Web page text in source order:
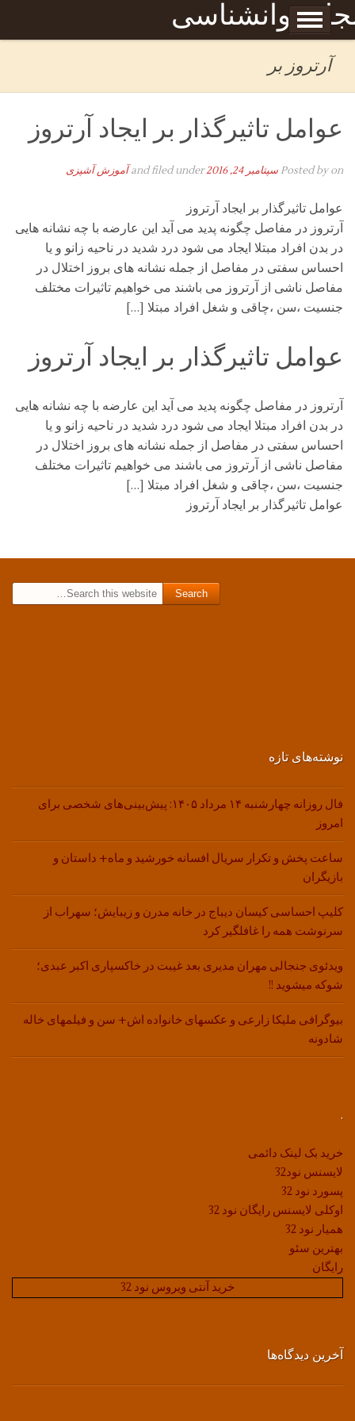
روانشناسی
Skip to content
برگه نمونه
آرتروز بر
عوامل تاثیرگذار بر ایجاد آرتروز
Posted byon سپتامبر 24, 2016 and filed under آموزش آشپزی
عوامل تاثیرگذار بر ایجاد آرتروز
آرتروز در مفاصل چگونه پدید می آید این عارضه با چه نشانه هایی
در بدن افراد مبتلا ایجاد می شود درد شدید در ناحیه زانو و یا
احساس سفتی در مفاصل از جمله نشانه های بروز اختلال در
مفاصل ناشی از آرتروز می باشند می خواهیم تاثیرات مختلف
جنسیت ،سن ،چاقی و شغل افراد مبتلا […]
عوامل تاثیرگذار بر ایجاد آرتروز
آرتروز در مفاصل چگونه پدید می آید این عارضه با چه نشانه هایی
در بدن افراد مبتلا ایجاد می شود درد شدید در ناحیه زانو و یا
احساس سفتی در مفاصل از جمله نشانه های بروز اختلال در
مفاصل ناشی از آرتروز می باشند می خواهیم تاثیرات مختلف
جنسیت ،سن ،چاقی و شغل افراد مبتلا […]
عوامل تاثیرگذار بر ایجاد آرتروز
نوشته‌های تازه
فال روزانه چهارشنبه ۱۴ مرداد ۱۴۰۵: پیش‌بینی‌های شخصی برای
امروز
ساعت پخش و تکرار سریال افسانه خورشید و ماه+ داستان و
بازیگران
کلیپ احساسی کیسان دیباج در خانه مدرن و زیبایش؛ سهراب از
سرنوشت همه را غافلگیر کرد
ویدئوی جنجالی مهران مدیری بعد غیبت در خاکسپاری اکبر عبدی؛
شوکه میشوید !!
بیوگرافی ملیکا زارعی و عکسهای خانواده اش+ سن و فیلمهای خاله
شادونه
.
خرید بک لینک دائمی
لایسنس نود32
پسورد نود 32
اوکلی لایسنس رایگان نود 32
همیار نود 32
بهترین سئو
رایگان
خرید آنتی ویروس نود 32
آخرین دیدگاه‌ها